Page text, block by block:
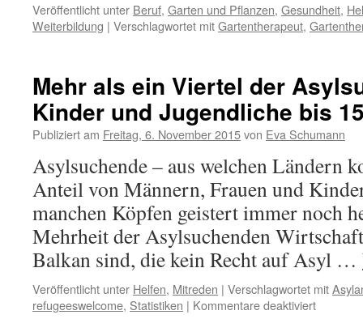
Veröffentlicht unter Beruf, Garten und Pflanzen, Gesundheit,
Weiterbildung | Verschlagwortet mitGartentherapeut,
Mehr als ein Viertel der
Kinder und Jugendliche bis
Publiziert am Freitag, 6. November 2015von Eva Schumann
Asylsuchende – aus welchen Ländern
Anteil von Männern, Frauen und
manchen Köpfen geistert immer noch
Mehrheit der Asylsuchenden
Balkan sind, die kein Recht auf Asyl …
Veröffentlicht unter Helfen, Mitreden | Verschlagwortet mit
refugeeswelcome, Statistiken | Kommentare deaktiviert